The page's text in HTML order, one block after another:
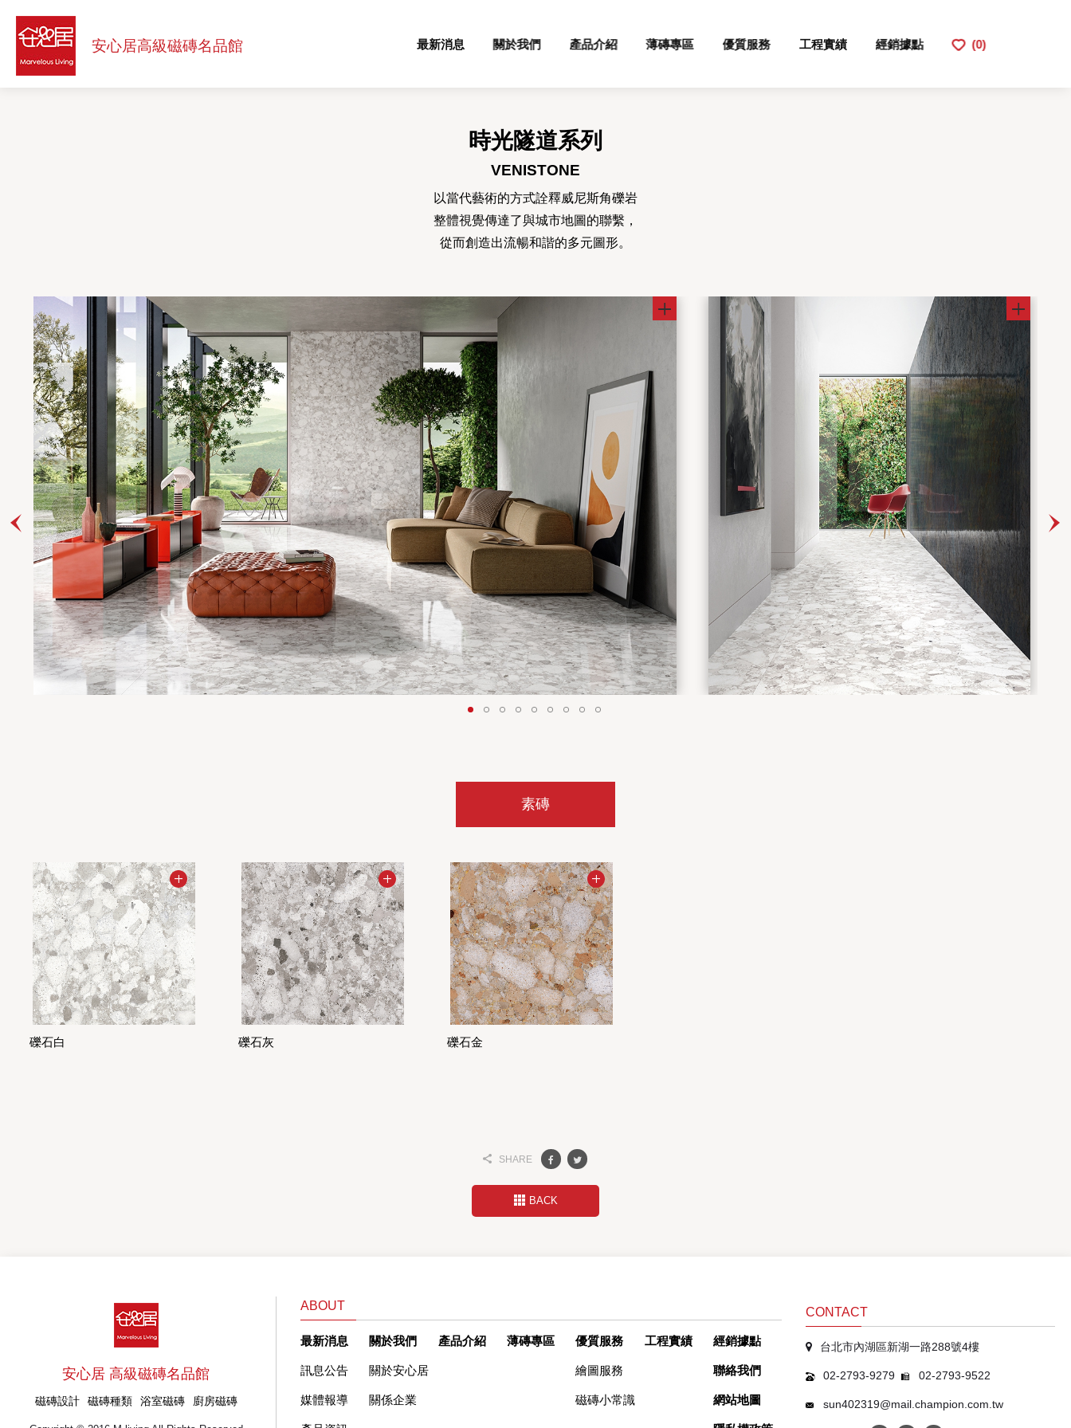
安心居高級磁磚名品館 最新消息 關於我們 產品介紹 薄磚專區 優質服務 工程實績 經銷據點 (0)
時光隧道系列
VENISTONE
以當代藝術的方式詮釋威尼斯角礫岩
整體視覺傳達了與城市地圖的聯繫，
從而創造出流暢和諧的多元圖形。
素磚
礫石白 礫石灰 礫石金
SHARE
BACK
安心居 高級磁磚名品館
磁磚設計 磁磚種類 浴室磁磚 廚房磁磚
ABOUT
最新消息
訊息公告
媒體報導
關於我們
關於安心居
關係企業
產品介紹 薄磚專區 優質服務
繪圖服務
磁磚小常識
工程實績 經銷據點
聯絡我們
網站地圖
CONTACT
台北市內湖區新湖一路288號4樓
02-2793-9279 02-2793-9522
sun402319@mail.champion.com.tw